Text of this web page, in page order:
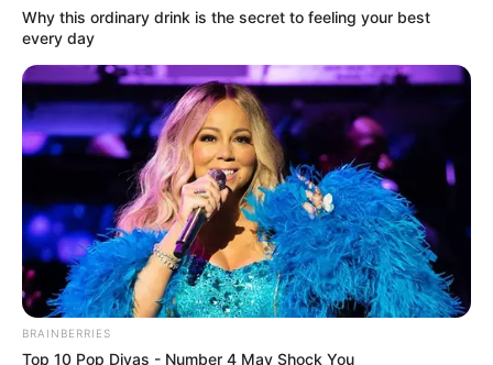
Why this ordinary drink is the secret to feeling your best
every day
BRAINBERRIES
Top 10 Pop Divas - Number 4 May Shock You